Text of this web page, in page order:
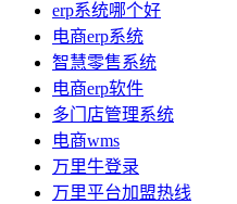
erp系统哪个好
电商erp系统
智慧零售系统
电商erp软件
多门店管理系统
电商wms
万里牛登录
万里平台加盟热线